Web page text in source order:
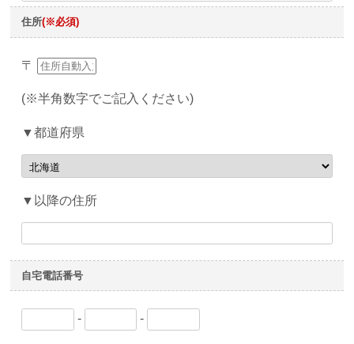
住所(※必須)
〒
(※半角数字でご記入ください)
▼都道府県
▼以降の住所
自宅電話番号
- -